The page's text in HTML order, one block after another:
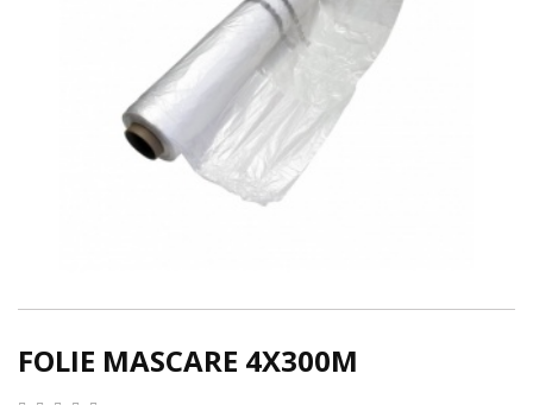
FOLIE MASCARE 4X300M